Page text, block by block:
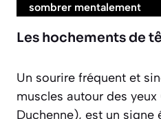
sombrer mentalement
Les hochements de
Un sourire fréquent et
muscles autour des yeux
Duchenne), est un signe